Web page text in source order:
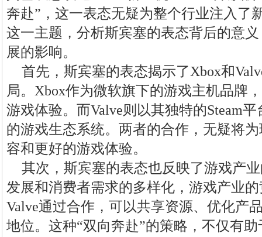
奔赴”，这一表态无疑为整个行业注入了
这一主题，分析斯宾塞的表态背后的意
展的影响。
首先，斯宾塞的表态揭示了Xbox和
局。Xbox作为微软旗下的游戏主机品牌
游戏体验。而Valve则以其独特的Steam
的游戏生态系统。两者的合作，无疑将
容和更好的游戏体验。
其次，斯宾塞的表态也反映了游戏产
发展和消费者需求的多样化，游戏产业
Valve通过合作，可以共享资源、优化产
地位。这种“双向奔赴”的策略，不仅有